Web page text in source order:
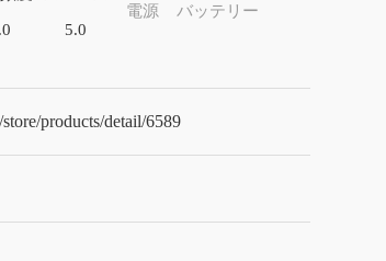
5.0
電源 バッテリー
products/detail/6589